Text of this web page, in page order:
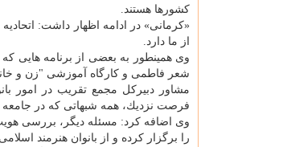
كشورها هستند.
«كرمانی» در ادامه اظهار داشت:
از ما دارد.
وی همینطور به بعضی از برنامه هایی
شعر فاطمی و كارگاه آموزشی "زن و
مشاور دبیركل مجمع تقریب در امور
فرصت نزدیك، همه شبهاتی كه در جامعه
وی اضافه كرد: مسئله دیگر، بررسی
را برگزار كرده و از بانوان هنرمند